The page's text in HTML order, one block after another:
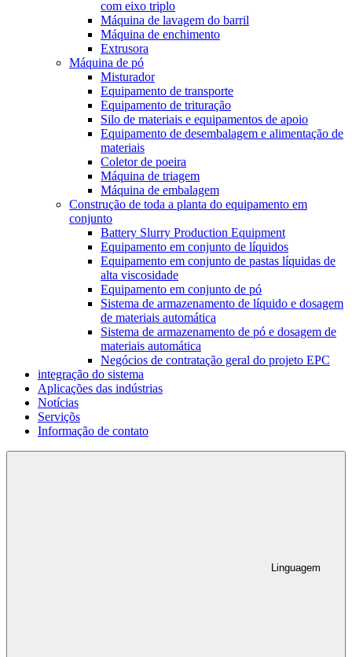
com eixo triplo
Máquina de lavagem do barril
Máquina de enchimento
Extrusora
Máquina de pó
Misturador
Equipamento de transporte
Equipamento de trituração
Silo de materiais e equipamentos de apoio
Equipamento de desembalagem e alimentação de
materiais
Coletor de poeira
Máquina de triagem
Máquina de embalagem
Construção de toda a planta do equipamento em
conjunto
Battery Slurry Production Equipment
Equipamento em conjunto de líquidos
Equipamento em conjunto de pastas líquidas de
alta viscosidade
Equipamento em conjunto de pó
Sistema de armazenamento de líquido e dosagem
de materiais automática
Sistema de armazenamento de pó e dosagem de
materiais automática
Negócios de contratação geral do projeto EPC
integração do sistema
Aplicações das indústrias
Notícias
Serviçõs
Informação de contato
Linguagem